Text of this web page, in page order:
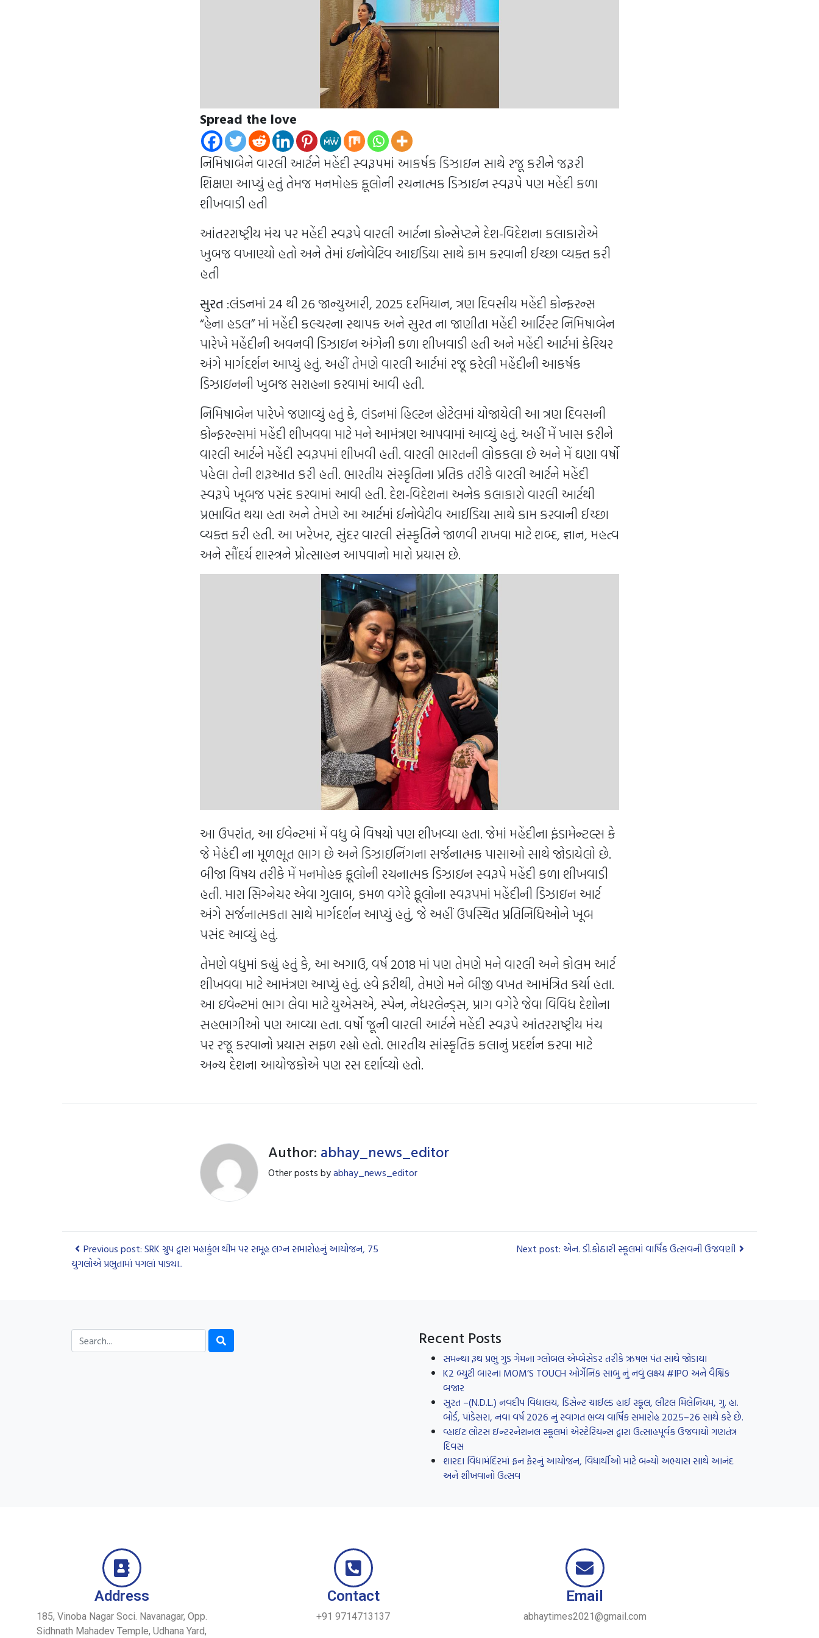
Spread the love
નિમિષાબેને વારલી આર્ટને મહેંદી સ્વરૂપમાં આકર્ષક ડિઝાઇન સાથે રજૂ કરીને જરૂરી
શિક્ષણ આપ્યું હતું તેમજ મનમોહક ફૂલોની રચનાત્મક ડિઝાઇન સ્વરૂપે પણ મહેંદી કળા
શીખવાડી હતી
આંતરરાષ્ટ્રીય મંચ પર મહેંદી સ્વરૂપે વારલી આર્ટના કોન્સેપ્ટને દેશ-વિદેશના કલાકારોએ
ખુબજ વખાણ્યો હતો અને તેમાં ઇનોવેટિવ આઇડિયા સાથે કામ કરવાની ઈચ્છા વ્યક્ત કરી
હતી
સુરત :લંડનમાં 24 થી 26 જાન્યુઆરી, 2025 દરમિયાન, ત્રણ દિવસીય મહેંદી કોન્ફરન્સ
“હેના હડલ” માં મહેંદી કલ્ચરના સ્થાપક અને સુરત ના જાણીતા મહેંદી આર્ટિસ્ટ નિમિષાબેન
પારેખે મહેંદીની અવનવી ડિઝાઇન અંગેની કળા શીખવાડી હતી અને મહેંદી આર્ટમાં કેરિયર
અંગે માર્ગદર્શન આપ્યું હતું. અહીં તેમણે વારલી આર્ટમાં રજૂ કરેલી મહેંદીની આકર્ષક
ડિઝાઇનની ખુબજ સરાહના કરવામાં આવી હતી.
નિમિષાબેન પારેખે જણાવ્યું હતું કે, લંડનમાં હિલ્ટન હોટેલમાં યોજાયેલી આ ત્રણ દિવસની
કોન્ફરન્સમાં મહેંદી શીખવવા માટે મને આમંત્રણ આપવામાં આવ્યું હતું. અહીં મેં ખાસ કરીને
વારલી આર્ટને મહેંદી સ્વરૂપમાં શીખવી હતી. વારલી ભારતની લોકકલા છે અને મેં ઘણા વર્ષો
પહેલા તેની શરૂઆત કરી હતી. ભારતીય સંસ્કૃતિના પ્રતિક તરીકે વારલી આર્ટને મહેંદી
સ્વરૂપે ખૂબજ પસંદ કરવામાં આવી હતી. દેશ-વિદેશના અનેક કલાકારો વારલી આર્ટથી
પ્રભાવિત થયા હતા અને તેમણે આ આર્ટમાં ઈનોવેટીવ આઈડિયા સાથે કામ કરવાની ઈચ્છા
વ્યક્ત કરી હતી. આ ખરેખર, સુંદર વારલી સંસ્કૃતિને જાળવી રાખવા માટે શબ્દ, જ્ઞાન, મહત્વ
અને સૌંદર્ય શાસ્ત્રને પ્રોત્સાહન આપવાનો મારો પ્રયાસ છે.
આ ઉપરાંત, આ ઈવેન્ટમાં મેં વધુ બે વિષયો પણ શીખવ્યા હતા. જેમાં મહેંદીના ફંડામેન્ટલ્સ કે
જે મેહંદી ના મૂળભૂત ભાગ છે અને ડિઝાઇનિંગના સર્જનાત્મક પાસાઓ સાથે જોડાયેલો છે.
બીજા વિષય તરીકે મેં મનમોહક ફૂલોની રચનાત્મક ડિઝાઇન સ્વરૂપે મહેંદી કળા શીખવાડી
હતી. મારા સિગ્નેચર એવા ગુલાબ, કમળ વગેરે ફૂલોના સ્વરૂપમાં મહેંદીની ડિઝાઇન આર્ટ
અંગે સર્જનાત્મકતા સાથે માર્ગદર્શન આપ્યું હતું, જે અહીં ઉપસ્થિત પ્રતિનિધિઓને ખૂબ
પસંદ આવ્યું હતું.
તેમણે વધુમાં કહ્યું હતું કે, આ અગાઉ, વર્ષ 2018 માં પણ તેમણે મને વારલી અને કોલમ આર્ટ
શીખવવા માટે આમંત્રણ આપ્યું હતું. હવે ફરીથી, તેમણે મને બીજી વખત આમંત્રિત કર્યા હતા.
આ ઇવેન્ટમાં ભાગ લેવા માટે યુએસએ, સ્પેન, નેધરલેન્ડ્સ, પ્રાગ વગેરે જેવા વિવિધ દેશોના
સહભાગીઓ પણ આવ્યા હતા. વર્ષો જૂની વારલી આર્ટને મહેંદી સ્વરૂપે આંતરરાષ્ટ્રીય મંચ
પર રજૂ કરવાનો પ્રયાસ સફળ રહ્યો હતો. ભારતીય સાંસ્કૃતિક કલાનું પ્રદર્શન કરવા માટે
અન્ય દેશના આયોજકોએ પણ રસ દર્શાવ્યો હતો.
Author: abhay_news_editor
Other posts byabhay_news_editor
Previous post: SRK ગ્રુપ દ્વારા મહાકુંભ થીમ પર સમૂહ લગ્ન સમારોહનું આયોજન, 75
યુગલોએ પ્રભુતામાં પગલાં પાડ્યા..
Next post: એન. ડી.કોઠારી સ્કૂલમાં વાર્ષિક ઉત્સવની ઉજવણી
Recent Posts
સમન્થા રૂથ પ્રભુ ગુડ ગેમના ગ્લોબલ એમ્બેસેડર તરીકે ઋષભ પંત સાથે જોડાયા
K2 બ્યુટી બારના MOM’S TOUCH ઓર્ગેનિક સાબુ નું નવું લક્ષ્ય #IPO અને વૈશ્વિક
બજાર
સુરત –(N.D.L.) નવદીપ વિદ્યાલય, ડિસેન્ટ ચાઈલ્ડ હાઈ સ્કૂલ, લીટલ મિલેનિયમ, ગુ. હા.
બોર્ડ, પાંડેસરા, નવા વર્ષ 2026 નું સ્વાગત ભવ્ય વાર્ષિક સમારોહ 2025–26 સાથે કરે છે.
વ્હાઇટ લોટસ ઇન્ટરનેશનલ સ્કૂલમાં એસ્ટેરિયન્સ દ્વારા ઉત્સાહપૂર્વક ઉજવાયો ગણતંત્ર
દિવસ
શારદા વિદ્યામંદિરમાં ફન ફેરનું આયોજન, વિધાર્થીઓ માટે બન્યો અભ્યાસ સાથે આનંદ
અને શીખવાનો ઉત્સવ
Address
185, Vinoba Nagar Soci. Navanagar, Opp.
Sidhnath Mahadev Temple, Udhana Yard,
Contact
+91 9714713137
Email
abhaytimes2021@gmail.com